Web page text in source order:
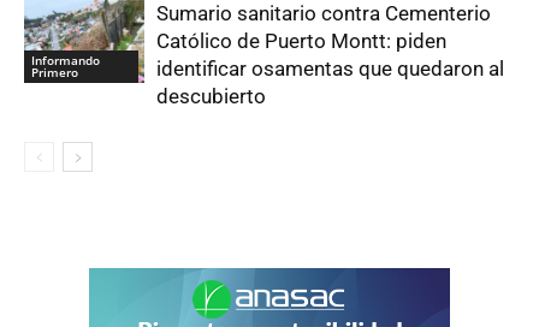
Informando
Primero
Sumario sanitario contra Cementerio
Católico de Puerto Montt: piden
identificar osamentas que quedaron al
descubierto